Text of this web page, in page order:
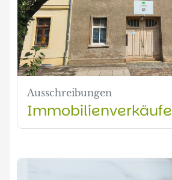
Ausschreibungen
Immobilienverkäufe